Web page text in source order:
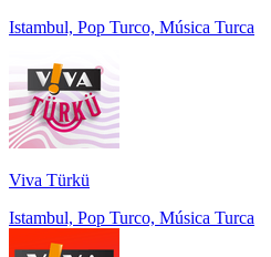
Istambul, Pop Turco, Música Turca
Viva Türkü
Istambul, Pop Turco, Música Turca